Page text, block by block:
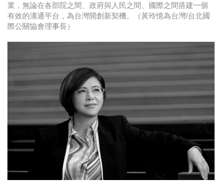
業，無論在各部院之間、政府與人民之間、國際之間搭建一個
有效的溝通平台，為台灣開創新契機。（黃玲憶為台灣/台北國
際公關協會理事長）